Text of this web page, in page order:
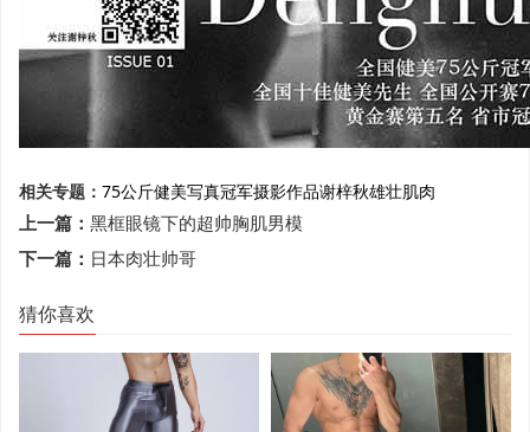
相关专题： 75公斤健美写真冠军摄影作品谢梓秋雄壮肌肉
上一篇： 黑框眼镜下的超帅胸肌男模
下一篇： 日本肉壮帅哥
猜你喜欢